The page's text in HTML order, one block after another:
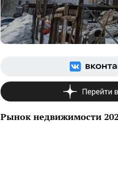
Рынок недвижимости